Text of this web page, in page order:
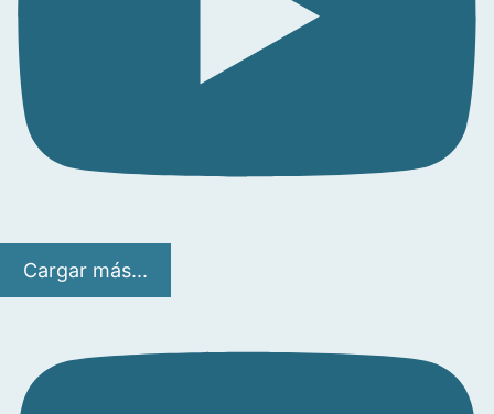
Cargar más...